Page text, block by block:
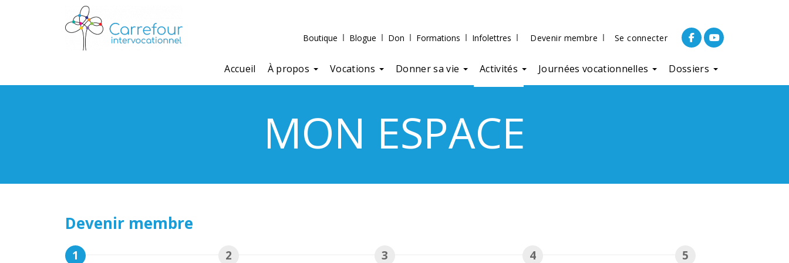
Boutique Blogue Don Formations Infolettres Devenir membre Se connecter facebookyoutube
Accueil À propos Vocations Donner sa vie Activités Journées vocationnelles Dossiers
MON ESPACE
Devenir membre